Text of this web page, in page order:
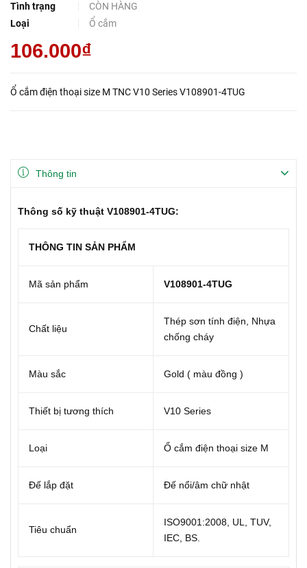
Tình trạng
CÒN HÀNG
Loại
Ổ cắm
106.000₫
Ổ cắm điện thoại size M TNC V10 Series V108901-4TUG
Thông tin
Thông số kỹ thuật V108901-4TUG:
THÔNG TIN SẢN PHẨM
Mã sản phẩm V108901-4TUG
Chất liệu
Thép sơn tính điện, Nhựa
chống cháy
Màu sắc Gold ( màu đồng )
Thiết bị tương thích V10 Series
Loại Ổ cắm điện thoại size M
Đế lắp đặt Đế nổi/âm chữ nhật
Tiêu chuẩn
ISO9001:2008, UL, TUV,
IEC, BS.